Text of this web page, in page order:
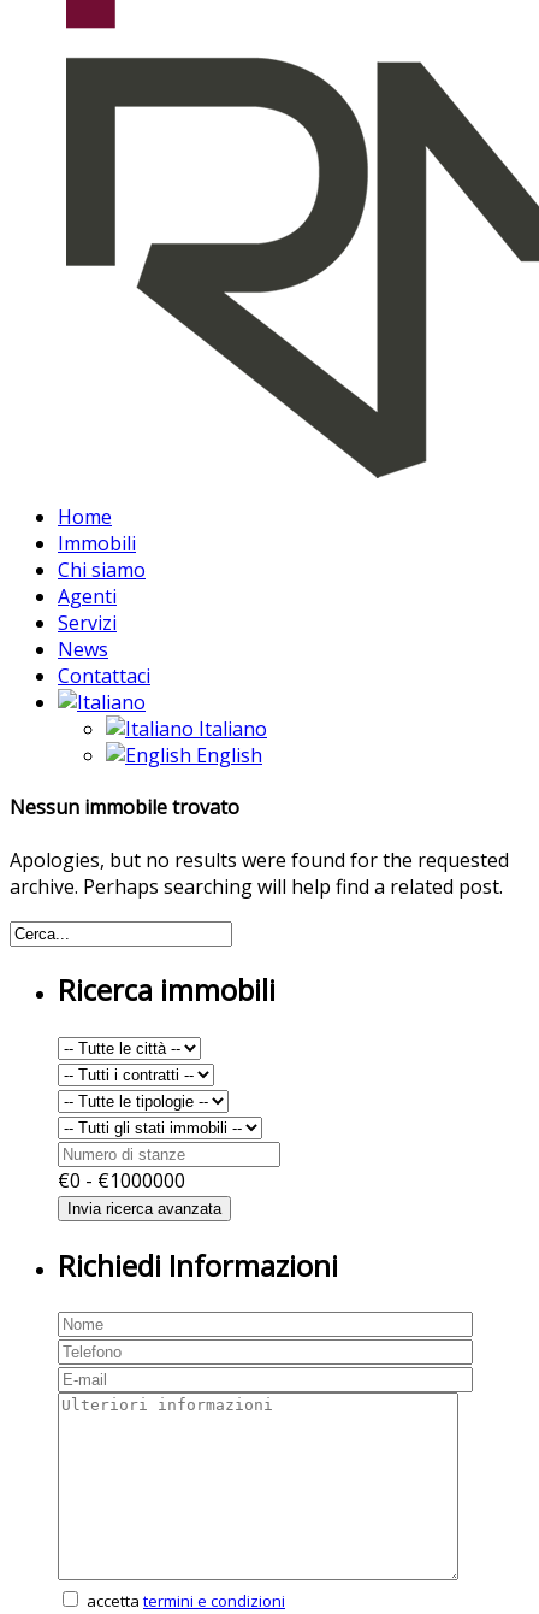
Home
Immobili
Chi siamo
Agenti
Servizi
News
Contattaci
Italiano
English
Nessun immobile trovato
Apologies, but no results were found for the requested
archive. Perhaps searching will help find a related post.
Ricerca immobili
€0 - €1000000
Richiedi Informazioni
accetta termini e condizioni